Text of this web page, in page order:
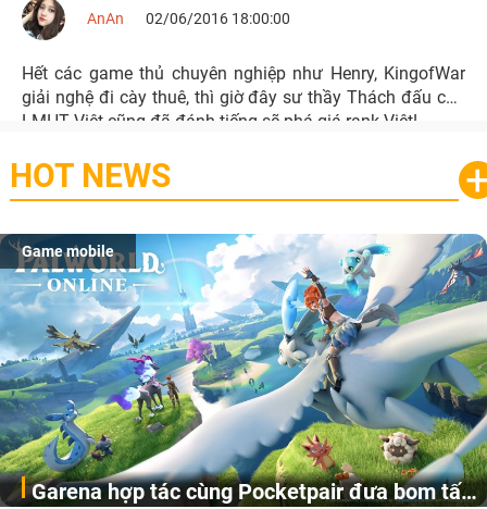
AnAn 02/06/2016 18:00:00
Hết các game thủ chuyên nghiệp như Henry, KingofWar
giải nghệ đi cày thuê, thì giờ đây sư thầy Thách đấu của
LMHT Việt cũng đã đánh tiếng sẽ phá giá rank Việt!
HOT NEWS
Game mobile
Garena hợp tác cùng Pocketpair đưa bom tấn